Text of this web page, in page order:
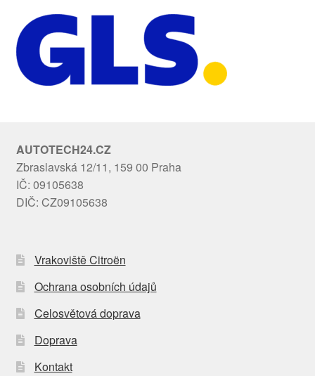
AUTOTECH24.CZ
Zbraslavská 12/11, 159 00 Praha
IČ: 09105638
DIČ: CZ09105638
Vrakoviště Citroën
Ochrana osobních údajů
Celosvětová doprava
Doprava
Kontakt